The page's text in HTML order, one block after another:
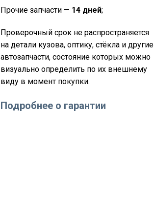
Прочие запчасти — 14 дней;
Проверочный срок не распространяется
на детали кузова, оптику, стёкла и другие
автозапчасти, состояние которых можно
визуально определить по их внешнему
виду в момент покупки.
Подробнее о гарантии